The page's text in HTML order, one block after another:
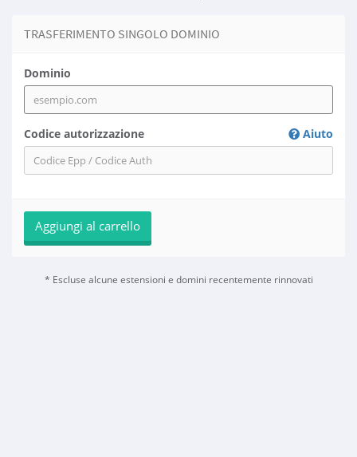
TRASFERIMENTO SINGOLO DOMINIO
Dominio
Codice autorizzazione Aiuto
Aggiungi al carrello
* Escluse alcune estensioni e domini recentemente rinnovati